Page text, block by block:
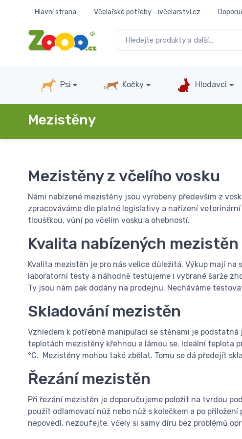
Hlavní strana Včelařské potřeby - ivčelarství.cz
Psi Kočky Hlodavci
Mezistěny
Mezistěny z včelího vosku
Námi nabízené mezistěny jsou vyrobeny především z
zpracováváme dle platné legislativy a nařízení
tloušťkou, vůní po včelím vosku a ohebností.
Kvalita nabízených mezistěn
Kvalita mezistěn je pro nás velice důležitá. Výkup mají
laboratorní testy a náhodně testujeme i vybrané šarže
Ty jsou nám pak dodány na prodejnu. Necháváme
Skladování mezistěn
Vzhledem k potřebné manipulaci se stěnami je
teplotách mezistěny křehnou a lámou se. Ideální teplota
°C. Mezistěny mohou také zbělat. Tomu se dá předejít
Řezání mezistěn
Při řezání mezistěn je doporučujeme položit na tvrdou
použít odlamovací nůž nebo nůž s kolečkem a po
nepovedl, nezoufejte, včely si samy díru bez problémů